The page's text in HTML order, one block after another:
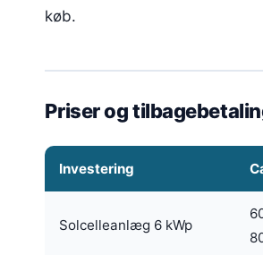
køb.
Priser og
Investering
Solcelleanlæg 6 kWp